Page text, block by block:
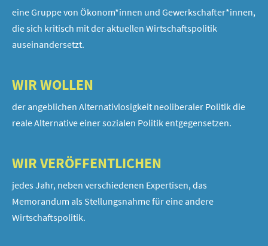
eine Gruppe von Ökonom*innen und Gewerkschafter*innen,
die sich kritisch mit der aktuellen Wirtschaftspolitik
auseinandersetzt.
WIR WOLLEN
der angeblichen Alternativlosigkeit neoliberaler Politik die
reale Alternative einer sozialen Politik entgegensetzen.
WIR VERÖFFENTLICHEN
jedes Jahr, neben verschiedenen Expertisen, das
Memorandum als Stellungsnahme für eine andere
Wirtschaftspolitik.